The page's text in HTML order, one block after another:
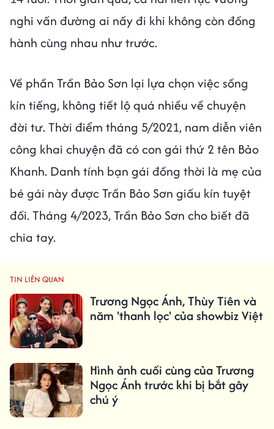
nghi vấn đường ai nấy đi khi không còn đồng
hành cùng nhau như trước.
Về phần Trần Bảo Sơn lại lựa chọn việc sống
kín tiếng, không tiết lộ quá nhiều về chuyện
đời tư. Thời điểm tháng 5/2021, nam diễn viên
công khai chuyện đã có con gái thứ 2 tên Bảo
Khanh. Danh tính bạn gái đồng thời là mẹ của
bé gái này được Trần Bảo Sơn giấu kín tuyệt
đối. Tháng 4/2023, Trần Bảo Sơn cho biết đã
chia tay.
TIN LIÊN QUAN
Trương Ngọc Ánh, Thùy Tiên và
năm 'thanh lọc' của showbiz Việt
Hình ảnh cuối cùng của Trương
Ngọc Ánh trước khi bị bắt gây
chú ý